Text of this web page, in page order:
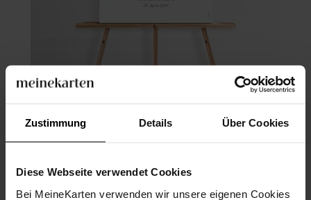
Zustimmung Details Über Cookies
Diese Webseite verwendet Cookies
Bei MeineKarten verwenden wir unsere eigenen Cookies
Willkommensschild Kommunion